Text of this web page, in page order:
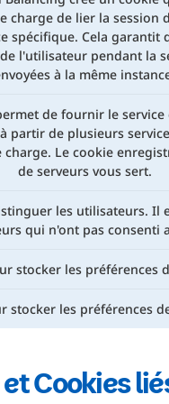
charge de lier la session
spécifique. Cela garantit
l'utilisateur pendant la
à la même
de fournir le service
partir de plusieurs
Le cookie
de serveurs vous sert.
les utilisateurs. Il
qui n'ont pas consenti
stocker les préférences
stocker les préférences
Cookies